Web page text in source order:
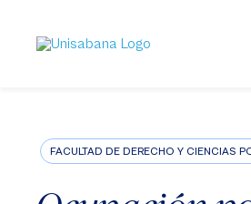
contenido
principal